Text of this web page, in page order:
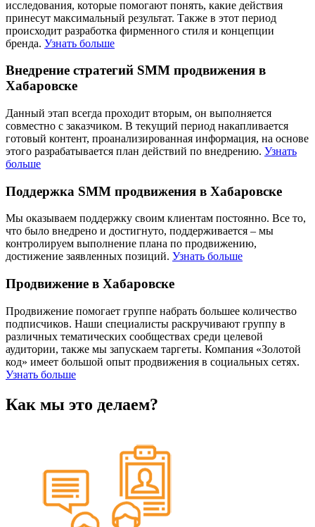
исследования, которые помогают понять, какие действия
принесут максимальный результат. Также в этот период
происходит разработка фирменного стиля и концепции
бренда. Узнать больше
Внедрение стратегий SMM продвижения в
Хабаровске
Данный этап всегда проходит вторым, он выполняется
совместно с заказчиком. В текущий период накапливается
готовый контент, проанализированная информация, на основе
этого разрабатывается план действий по внедрению. Узнать
больше
Поддержка SMM продвижения в Хабаровске
Мы оказываем поддержку своим клиентам постоянно. Все то,
что было внедрено и достигнуто, поддерживается – мы
контролируем выполнение плана по продвижению,
достижение заявленных позиций. Узнать больше
Продвижение в Хабаровске
Продвижение помогает группе набрать большее количество
подписчиков. Наши специалисты раскручивают группу в
различных тематических сообществах среди целевой
аудитории, также мы запускаем таргеты. Компания «Золотой
код» имеет большой опыт продвижения в социальных сетях.
Узнать больше
Как мы это делаем?